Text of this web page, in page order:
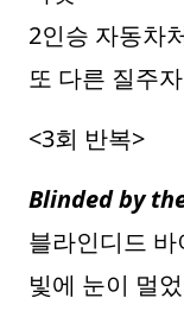
2인승 자동차
또 다른 질주
<3회 반복>
Blinded by
블라인디드 바
빛에 눈이 멀